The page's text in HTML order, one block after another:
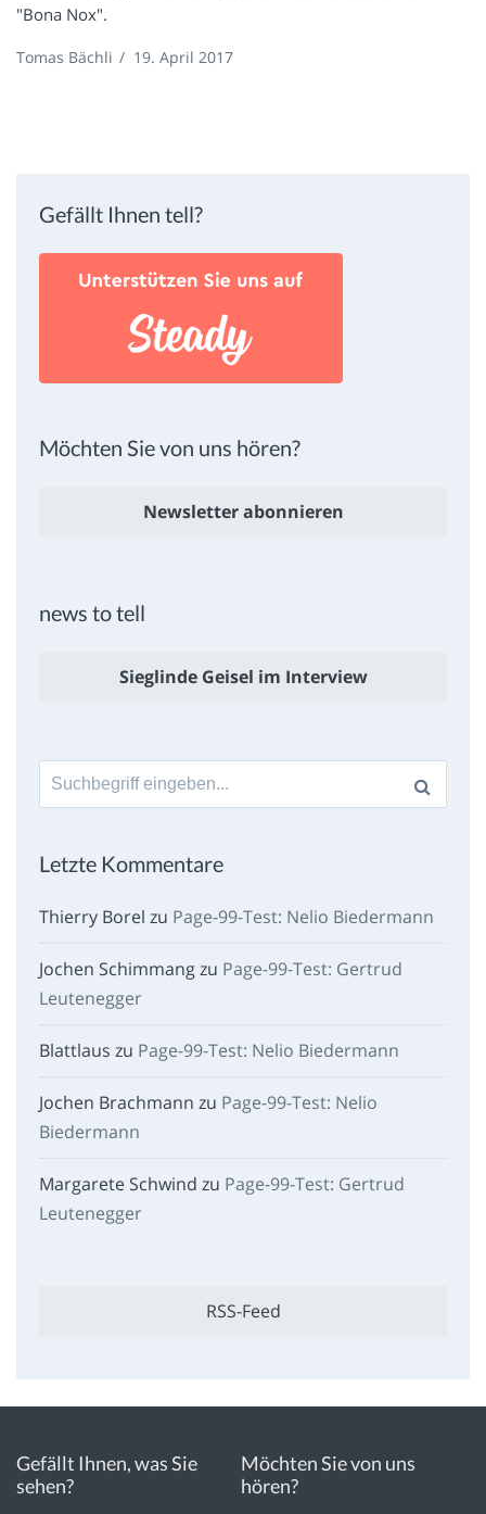
"Bona Nox".
Tomas Bächli / 19. April 2017
Gefällt Ihnen tell?
Möchten Sie von uns hören?
Newsletter abonnieren
news to tell
Sieglinde Geisel im Interview
Suche
nach:
Letzte Kommentare
Thierry Borel zu Page-99-Test: Nelio Biedermann
Jochen Schimmangzu Page-99-Test: Gertrud
Leutenegger
Blattlaus zu Page-99-Test: Nelio Biedermann
Jochen Brachmann zu Page-99-Test: Nelio
Biedermann
Margarete Schwind zu Page-99-Test: Gertrud
Leutenegger
RSS-Feed
Gefällt Ihnen, was Sie
sehen?
Möchten Sie von uns
hören?